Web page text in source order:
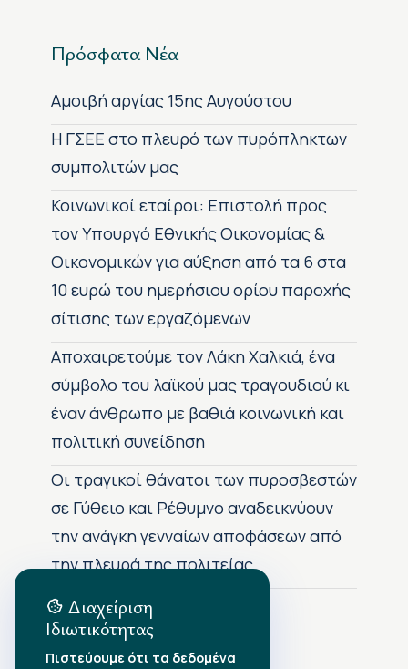
Πρόσφατα Νέα
Αμοιβή αργίας 15ης Αυγούστου
H ΓΣΕΕ στο πλευρό των πυρόπληκτων
συμπολιτών μας
Κοινωνικοί εταίροι: Επιστολή προς
τον Υπουργό Εθνικής Οικονομίας &
Οικονομικών για αύξηση από τα 6 στα
10 ευρώ του ημερήσιου ορίου παροχής
σίτισης των εργαζόμενων
Αποχαιρετούμε τον Λάκη Χαλκιά, ένα
σύμβολο του λαϊκού μας τραγουδιού κι
έναν άνθρωπο με βαθιά κοινωνική και
πολιτική συνείδηση
Οι τραγικοί θάνατοι των πυροσβεστών
σε Γύθειο και Ρέθυμνο αναδεικνύουν
την ανάγκη γενναίων αποφάσεων από
την πλευρά της πολιτείας
Αρχείο Δημοσιεύσεων
Διαχείριση
Ιδιωτικότητας
Πιστεύουμε ότι τα δεδομένα